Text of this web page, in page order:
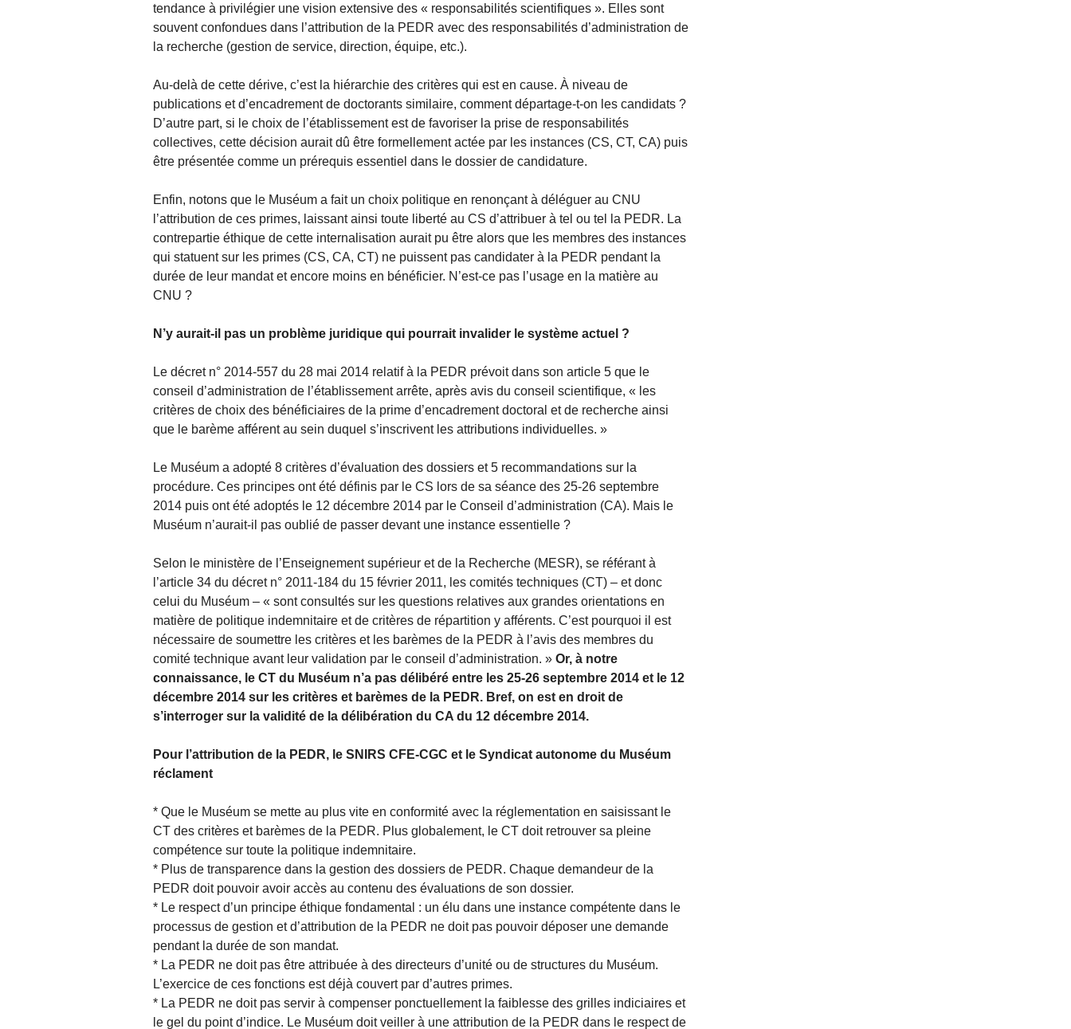
tendance à privilégier une vision extensive des « responsabilités scientifiques ». Elles sont
souvent confondues dans l’attribution de la PEDR avec des responsabilités d’administration de
la recherche (gestion de service, direction, équipe, etc.).
Au-delà de cette dérive, c’est la hiérarchie des critères qui est en cause. À niveau de
publications et d’encadrement de doctorants similaire, comment départage-t-on les candidats ?
D’autre part, si le choix de l’établissement est de favoriser la prise de responsabilités
collectives, cette décision aurait dû être formellement actée par les instances (CS, CT, CA) puis
être présentée comme un prérequis essentiel dans le dossier de candidature.
Enfin, notons que le Muséum a fait un choix politique en renonçant à déléguer au CNU
l’attribution de ces primes, laissant ainsi toute liberté au CS d’attribuer à tel ou tel la PEDR. La
contrepartie éthique de cette internalisation aurait pu être alors que les membres des instances
qui statuent sur les primes (CS, CA, CT) ne puissent pas candidater à la PEDR pendant la
durée de leur mandat et encore moins en bénéficier. N’est-ce pas l’usage en la matière au
CNU ?
N’y aurait-il pas un problème juridique qui pourrait invalider le système actuel ?
Le décret n° 2014-557 du 28 mai 2014 relatif à la PEDR prévoit dans son article 5 que le
conseil d’administration de l’établissement arrête, après avis du conseil scientifique, « les
critères de choix des bénéficiaires de la prime d’encadrement doctoral et de recherche ainsi
que le barème afférent au sein duquel s’inscrivent les attributions individuelles. »
Le Muséum a adopté 8 critères d’évaluation des dossiers et 5 recommandations sur la
procédure. Ces principes ont été définis par le CS lors de sa séance des 25-26 septembre
2014 puis ont été adoptés le 12 décembre 2014 par le Conseil d’administration (CA). Mais le
Muséum n’aurait-il pas oublié de passer devant une instance essentielle ?
Selon le ministère de l’Enseignement supérieur et de la Recherche (MESR), se référant à
l’article 34 du décret n° 2011-184 du 15 février 2011, les comités techniques (CT) – et donc
celui du Muséum – « sont consultés sur les questions relatives aux grandes orientations en
matière de politique indemnitaire et de critères de répartition y afférents. C’est pourquoi il est
nécessaire de soumettre les critères et les barèmes de la PEDR à l’avis des membres du
comité technique avant leur validation par le conseil d’administration. » Or, à notre
connaissance, le CT du Muséum n’a pas délibéré entre les 25-26 septembre 2014 et le 12
décembre 2014 sur les critères et barèmes de la PEDR. Bref, on est en droit de
s’interroger sur la validité de la délibération du CA du 12 décembre 2014.
Pour l’attribution de la PEDR, le SNIRS CFE-CGC et le Syndicat autonome du Muséum
réclament
* Que le Muséum se mette au plus vite en conformité avec la réglementation en saisissant le
CT des critères et barèmes de la PEDR. Plus globalement, le CT doit retrouver sa pleine
compétence sur toute la politique indemnitaire.
* Plus de transparence dans la gestion des dossiers de PEDR. Chaque demandeur de la
PEDR doit pouvoir avoir accès au contenu des évaluations de son dossier.
* Le respect d’un principe éthique fondamental : un élu dans une instance compétente dans le
processus de gestion et d’attribution de la PEDR ne doit pas pouvoir déposer une demande
pendant la durée de son mandat.
* La PEDR ne doit pas être attribuée à des directeurs d’unité ou de structures du Muséum.
L’exercice de ces fonctions est déjà couvert par d’autres primes.
* La PEDR ne doit pas servir à compenser ponctuellement la faiblesse des grilles indiciaires et
le gel du point d’indice. Le Muséum doit veiller à une attribution de la PEDR dans le respect de